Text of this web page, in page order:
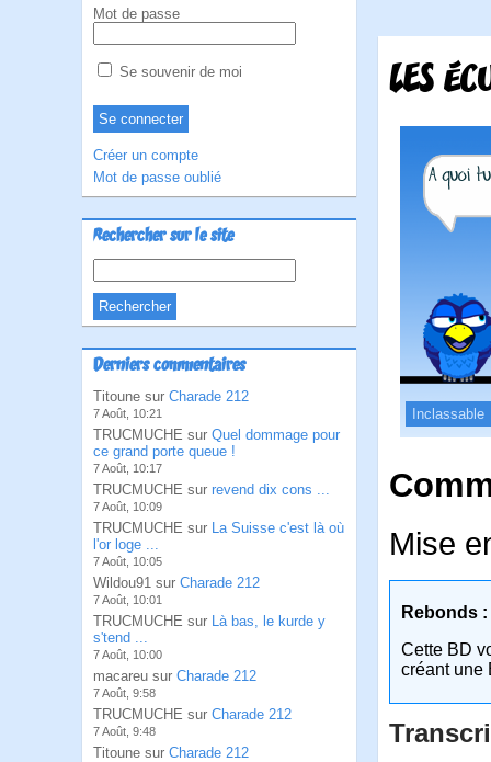
Mot de passe
Se souvenir de moi
Créer un compte
Mot de passe oublié
Rechercher sur le site
Derniers commentaires
Titoune sur Charade 212
7 Août, 10:21
TRUCMUCHE sur Quel dommage pour
ce grand porte queue !
7 Août, 10:17
TRUCMUCHE sur revend dix cons ...
7 Août, 10:09
TRUCMUCHE sur La Suisse c'est là où
l'or loge ...
7 Août, 10:05
Wildou91 sur Charade 212
7 Août, 10:01
TRUCMUCHE sur Là bas, le kurde y
s'tend ...
7 Août, 10:00
macareu sur Charade 212
7 Août, 9:58
TRUCMUCHE sur Charade 212
7 Août, 9:48
Titoune sur Charade 212
LES
Inclassable
Mise
Rebonds :
Cette BD
créant une